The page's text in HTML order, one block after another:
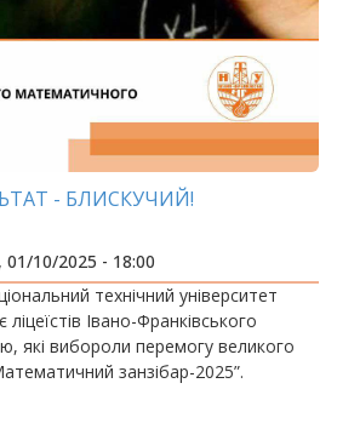
- БЛИСКУЧИЙ!
01/10/2025 - 18:00
технічний університет
Івано-Франківського
які вибороли перемогу великого
занзібар-2025”.